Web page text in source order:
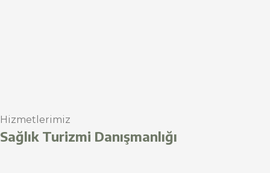
Hizmetlerimiz
Sağlık Turizmi Danışmanlığı